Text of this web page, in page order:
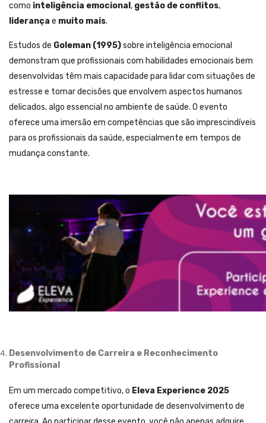
como inteligência emocional , gestão de conflitos,
liderança e muito mais.
Estudos de Goleman (1995)sobre inteligência emocional
demonstram que profissionais com habilidades emocionais bem
desenvolvidas têm mais capacidade para lidar com situações de
estresse e tomar decisões que envolvem aspectos humanos
delicados, algo essencial no ambiente de saúde. O evento
oferece uma imersão em competências que são imprescindíveis
para os profissionais da saúde, especialmente em tempos de
mudança constante.
Desenvolvimento de Carreira e Reconhecimento
Profissional
Em um mercado competitivo, o Eleva Experience 2025
oferece uma excelente oportunidade de desenvolvimento de